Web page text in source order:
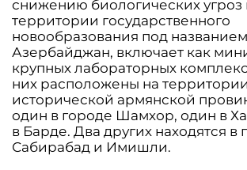
снижению биологических угроз
территории государственного
новообразования под названием
Азербайджан, включает как
крупных лабораторных
них расположены на территории
исторической армянской
один в городе Шамхор, один в
в Барде. Два других находятся в
Сабирабад и Имишли.